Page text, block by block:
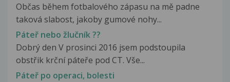
Občas během fotbalového zápasu na mě padne
taková slabost, jakoby gumové nohy...
Páteř nebo žlučník ??
Dobrý den V prosinci 2016 jsem podstoupila
obstřik krční páteře pod CT. Vše...
Páteř po operaci, bolesti